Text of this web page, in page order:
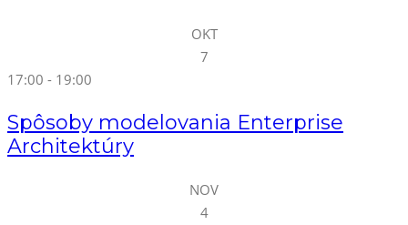
OKT
7
17:00 - 19:00
Spôsoby modelovania Enterprise
Architektúry
NOV
4